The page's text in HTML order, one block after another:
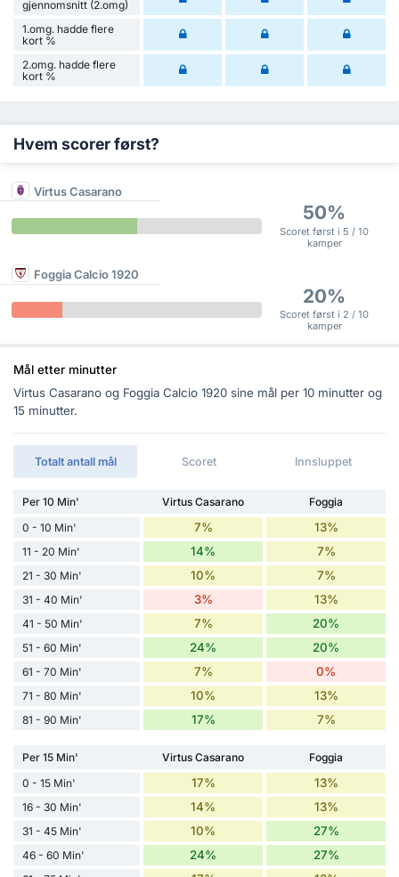
gjennomsnitt (2.omg)
1.omg. hadde flere
kort %
2.omg. hadde flere
kort %
Hvem scorer først?
Virtus Casarano
50%
Scoret først i 5 / 10
kamper
Foggia Calcio 1920
20%
Scoret først i 2 / 10
kamper
Mål etter minutter
Virtus Casarano og Foggia Calcio 1920 sine mål per 10 minutter og
15 minutter.
Totalt antall mål Scoret Innsluppet
Per 10 Min' Virtus Casarano
Foggia
0 - 10 Min'
7% 13%
11 - 20 Min' 14% 7%
21 - 30 Min' 10% 7%
31 - 40 Min' 3% 13%
41 - 50 Min' 7% 20%
51 - 60 Min' 24% 20%
61 - 70 Min' 7% 0%
71 - 80 Min' 10% 13%
81 - 90 Min' 17% 7%
Per 15 Min' Virtus Casarano
Foggia
0 - 15 Min'
17% 13%
16 - 30 Min' 14% 13%
31 - 45 Min' 10% 27%
46 - 60 Min' 24% 27%